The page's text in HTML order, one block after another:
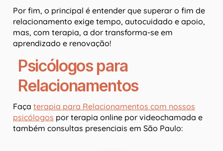
Por fim, o principal é entender que superar o fim de
relacionamento exige tempo, autocuidado e apoio,
mas, com terapia, a dor transforma-se em
aprendizado e renovação!
Psicólogos para
Relacionamentos
Faça terapia para Relacionamentos com nossos
psicólogos por terapia online por videochamada e
também consultas presenciais em São Paulo: